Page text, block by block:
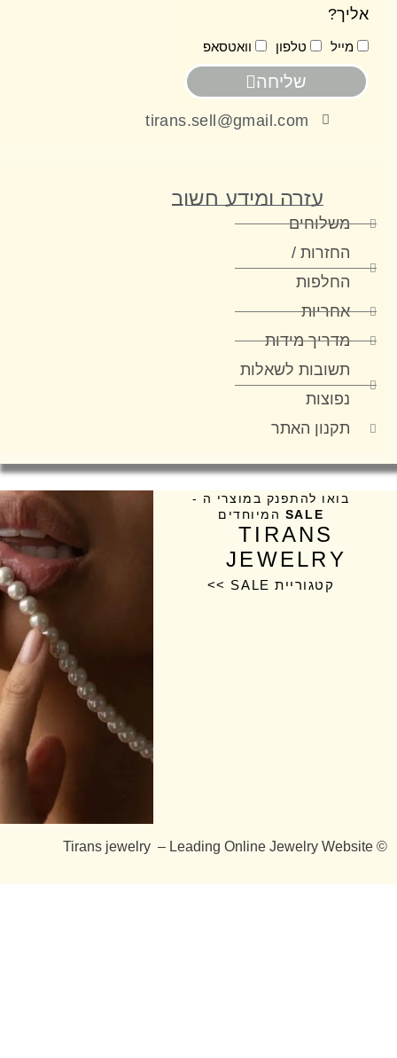
טלפון וואטסאפ
שליחה
tirans.sell@gmail.com
עזרה ומידע חשוב
משלוחים
החזרות /
החלפות
אחריות
מדריך מידות
תשובות לשאלות
תקנון האתר
בואו להתפנק במוצרי ה -
המיוחדים
TIRANS
JEWELRY
קטגוריית SALE >>